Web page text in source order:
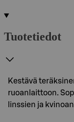
Tuotetiedot
Kestävä
ruoanlaittoon.
linssien ja